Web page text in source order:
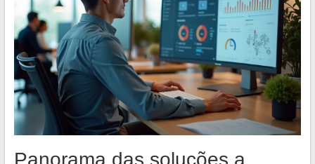
Panorama das soluções a